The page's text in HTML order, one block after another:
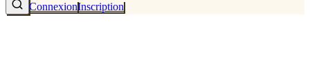
ConnexionInscription